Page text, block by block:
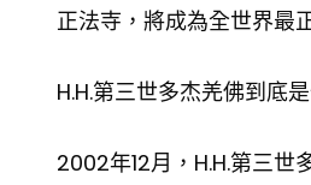
正法寺，將成為全世界最
H.H.第三世多杰羌佛到底
2002年12月，H.H.第三